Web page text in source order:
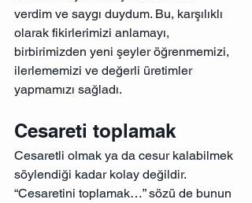
verdim ve saygı duydum. Bu, karşılıklı
olarak fikirlerimizi anlamayı,
birbirimizden yeni şeyler öğrenmemizi,
ilerlememizi ve değerli üretimler
yapmamızı sağladı.
Cesareti toplamak
Cesaretli olmak ya da cesur kalabilmek
söylendiği kadar kolay değildir.
“Cesaretini toplamak…” sözü de bunun